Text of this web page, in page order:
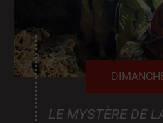
LE MYSTÈRE DE